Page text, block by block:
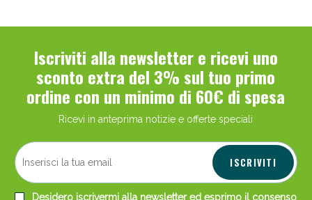
Iscriviti alla newsletter e ricevi uno
sconto extra del 3% sul tuo primo
ordine con un minimo di 60€ di spesa
Ricevi in anteprima notizie e offerte speciali
ISCRIVITI
Desidero iscrivermi alla newsletter ed esprimo il consenso